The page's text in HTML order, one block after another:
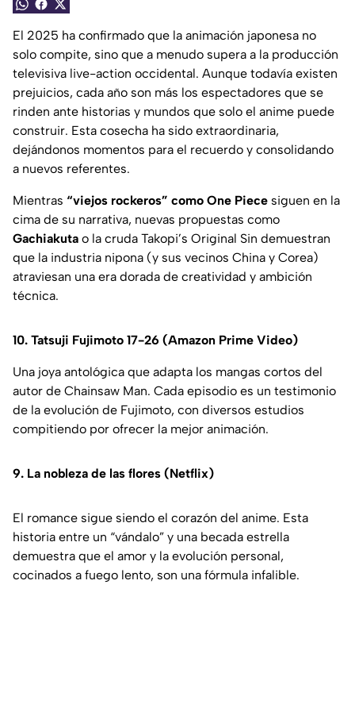
El 2025 ha confirmado que la animación japonesa no
solo compite, sino que a menudo supera a la producción
televisiva live-action occidental. Aunque todavía existen
prejuicios, cada año son más los espectadores que se
rinden ante historias y mundos que solo el anime puede
construir. Esta cosecha ha sido extraordinaria,
dejándonos momentos para el recuerdo y consolidando
a nuevos referentes.
Mientras “viejos rockeros” como One Piece siguen en la
cima de su narrativa, nuevas propuestas como
Gachiakuta o la cruda Takopi’s Original Sin demuestran
que la industria nipona (y sus vecinos China y Corea)
atraviesan una era dorada de creatividad y ambición
técnica.
10. Tatsuji Fujimoto 17-26 (Amazon Prime Video)
Una joya antológica que adapta los mangas cortos del
autor de Chainsaw Man. Cada episodio es un testimonio
de la evolución de Fujimoto, con diversos estudios
compitiendo por ofrecer la mejor animación.
9. La nobleza de las flores (Netflix)
El romance sigue siendo el corazón del anime. Esta
historia entre un “vándalo” y una becada estrella
demuestra que el amor y la evolución personal,
cocinados a fuego lento, son una fórmula infalible.